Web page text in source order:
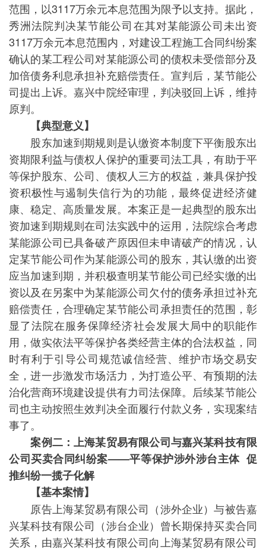
范围，以3117万余元本息范围为限予以支持。据此，
秀洲法院判决某节能公司在其对某能源公司未出资
3117万余元本息范围内，对建设工程施工合同纠纷案
确认的某工程公司对某能源公司的债权未受偿部分及
加倍债务利息承担补充赔偿责任。宣判后，某节能公
司提出上诉。嘉兴中院经审理，判决驳回上诉，维持
原判。
【典型意义】
股东加速到期规则是认缴资本制度下平衡股东出
资期限利益与债权人保护的重要司法工具，有助于平
等保护股东、公司、债权人三方的权益，兼具保护投
资积极性与遏制失信行为的功能，最终促进经济健
康、稳定、高质量发展。本案正是一起典型的股东出
资加速到期规则在司法实践中的运用，法院综合考虑
某能源公司已具备破产原因但未申请破产的情况，认
定某节能公司作为某能源公司的股东，其认缴的出资
应当加速到期，并积极查明某节能公司已经实缴的出
资以及在另案中为某能源公司欠付的债务承担过补充
赔偿责任，合理确定某节能公司承担责任的范围，彰
显了法院在服务保障经济社会发展大局中的职能作
用，做实依法平等保护各类经营主体的合法权益，同
时有利于引导公司规范诚信经营、维护市场交易安
全，进一步激发市场活力，为打造公平、有预期的法
治化营商环境建设提供有力司法保障。后续某节能公
司也主动按照生效判决全面履行付款义务，实现案结
事了。
案例二：上海某贸易有限公司与嘉兴某科技有限
公司买卖合同纠纷案——平等保护涉外涉台主体 促
推纠纷一揽子化解
【基本案情】
原告上海某贸易有限公司（涉外企业）与被告嘉
兴某科技有限公司（涉台企业）曾长期保持买卖合同
关系，由嘉兴某科技有限公司向上海某贸易有限公司